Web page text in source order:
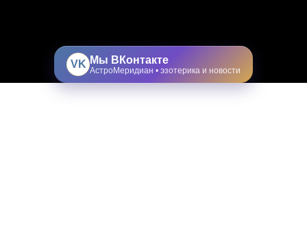
VK Мы ВКонтакте
АстроМеридиан • эзотерика и новости